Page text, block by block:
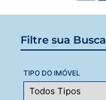
Filtre sua Busca
TIPO DO IMÓVEL